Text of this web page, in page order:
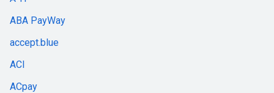
ABA PayWay
accept.blue
ACI
ACpay